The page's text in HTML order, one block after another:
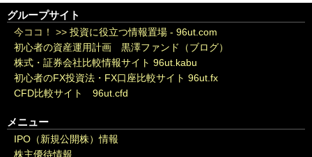
グループサイト
今ココ！ >> 投資に役立つ情報置場 - 96ut.com
初心者の資産運用計画 黒澤ファンド（ブログ）
株式・証券会社比較情報サイト 96ut.kabu
初心者のFX投資法・FX口座比較サイト 96ut.fx
CFD比較サイト 96ut.cfd
メニュー
IPO（新規公開株）情報
株主優待情報